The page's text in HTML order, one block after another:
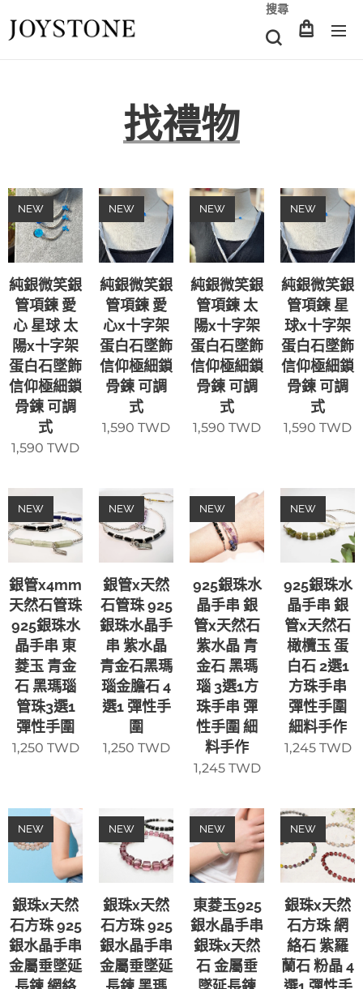
搜尋
找禮物
純銀微笑銀
管項鍊 愛
心 星球 太
陽x十字架
蛋白石墜飾
信仰極細鎖
骨鍊 可調
式
NEW
1,590 TWD
純銀微笑銀
管項鍊 愛
心x十字架
蛋白石墜飾
信仰極細鎖
骨鍊 可調
式
NEW
1,590 TWD
純銀微笑銀
管項鍊 太
陽x十字架
蛋白石墜飾
信仰極細鎖
骨鍊 可調
式
NEW
1,590 TWD
純銀微笑銀
管項鍊 星
球x十字架
蛋白石墜飾
信仰極細鎖
骨鍊 可調
式
NEW
1,590 TWD
銀管x4mm
天然石管珠
925銀珠水
晶手串 東
菱玉 青金
石 黑瑪瑙
管珠3選1
彈性手圍
NEW
1,250 TWD
銀管x天然
石管珠 925
銀珠水晶手
串 紫水晶
青金石黑瑪
瑙金膽石 4
選1 彈性手
圍
NEW
1,250 TWD
925銀珠水
晶手串 銀
管x天然石
紫水晶 青
金石 黑瑪
瑙 3選1方
珠手串 彈
性手圍 細
料手作
NEW
1,245TWD
925銀珠水
晶手串 銀
管x天然石
橄欖玉 蛋
白石 2選1
方珠手串
彈性手圍
細料手作
NEW
1,245TWD
銀珠x天然
石方珠 925
銀水晶手串
金屬垂墜延
NEW
銀珠x天然
石方珠 925
銀水晶手串
金屬垂墜延
NEW
東菱玉925
銀水晶手串
銀珠x天然
石 金屬垂
NEW
銀珠x天然
石方珠 網
絡石 紫羅
蘭石 粉晶 4
NEW